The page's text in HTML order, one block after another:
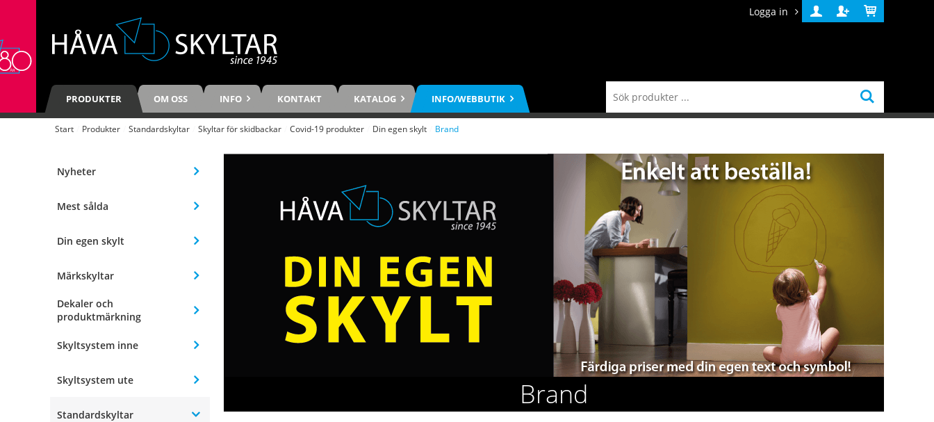
Logga in
Logga
in
Skapa
konto
Varukorg
PRODUKTER OM OSS INFO KONTAKT KATALOG INFO/WEBBUTIK
Start Produkter Standardskyltar Skyltar för skidbackar Covid-19 produkter Din egen skylt Brand
Nyheter
Mest sålda
Din egen skylt
Märkskyltar
Dekaler och
produktmärkning
Skyltsystem inne
Skyltsystem ute
Standardskyltar
Brand